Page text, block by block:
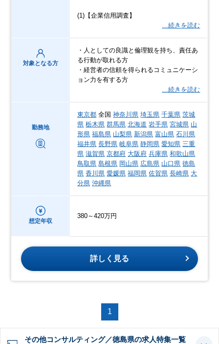
(1)【企業信用調査】
…続きを読む
対象となる方
・人としての良識と倫理観を持ち、責任あ
る行動が取れる方
・経営者の信頼を得られるコミュニケーシ
ョン力を有する方
…続きを読む
勤務地
東京都 全国神奈川県 埼玉県 千葉県 茨城
県 栃木県 群馬県 北海道 岩手県 宮城県 山
形県 福島県 山梨県 新潟県 富山県 石川県
福井県 長野県 岐阜県 静岡県 愛知県 三重
県 滋賀県 京都府 大阪府 兵庫県 和歌山県
鳥取県 島根県 岡山県 広島県 山口県 徳島
県 香川県 愛媛県 福岡県 佐賀県 長崎県 大
分県 沖縄県
想定年収
380～420万円
詳しく見る
1
その他コンサルティング／徳島県の求人特集一覧